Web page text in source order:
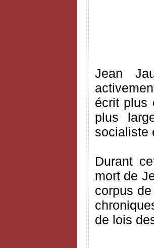
Jean
écrit plus
plus
socialiste
Durant
mort de
corpus
de lois